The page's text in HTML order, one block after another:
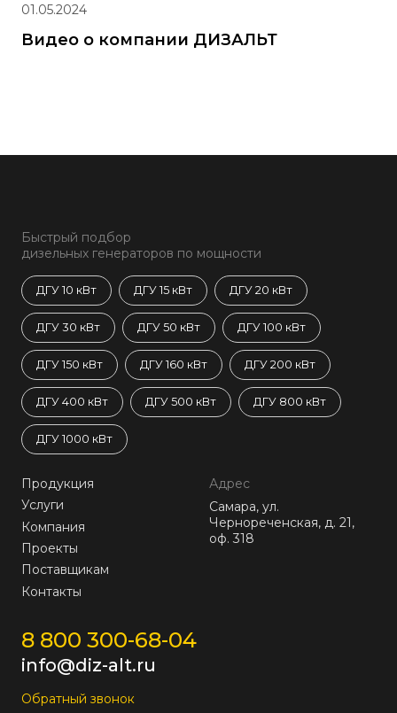
01.05.2024
Видео о компании ДИЗАЛЬТ
Быстрый подбор
дизельных генераторов по мощности
ДГУ 10 кВт ДГУ 15 кВт ДГУ 20 кВт
ДГУ 30 кВт ДГУ 50 кВт ДГУ 100 кВт
ДГУ 150 кВт ДГУ 160 кВт ДГУ 200 кВт
ДГУ 400 кВт ДГУ 500 кВт ДГУ 800 кВт
ДГУ 1000 кВт
Продукция
Услуги
Компания
Проекты
Поставщикам
Контакты
Адрес
Самара, ул.
Чернореченская, д. 21,
оф. 318
8 800 300-68-04
info@diz-alt.ru
Обратный звонок